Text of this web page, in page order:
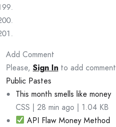
Add Comment
Please, Sign In to add comment
Public Pastes
This month smells like money
CSS | 28 min ago | 1.04 KB
API Flaw Money Method